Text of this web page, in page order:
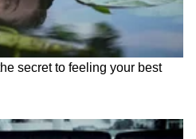
प्लॅटिना एक बेस्ट ऑप्शन
65,000 ते 78,000
रायडरचं वजन
ही बाईक एका लीटरमध्ये
देते. **खासियत:**
तंत्रज्ञान आणि लांब